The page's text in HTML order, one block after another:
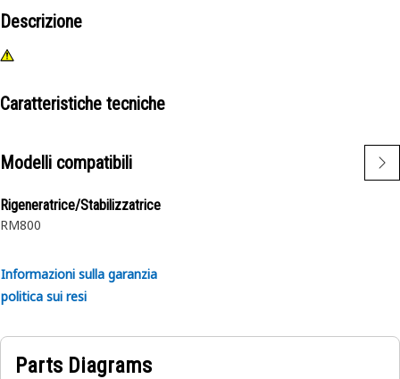
Descrizione
Caratteristiche tecniche
Modelli compatibili
Rigeneratrice/Stabilizzatrice
RM800
Informazioni sulla garanzia
politica sui resi
Parts Diagrams